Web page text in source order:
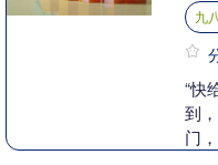
九
“快
到
门